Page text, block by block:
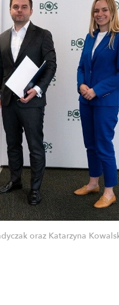
oraz Katarzyna